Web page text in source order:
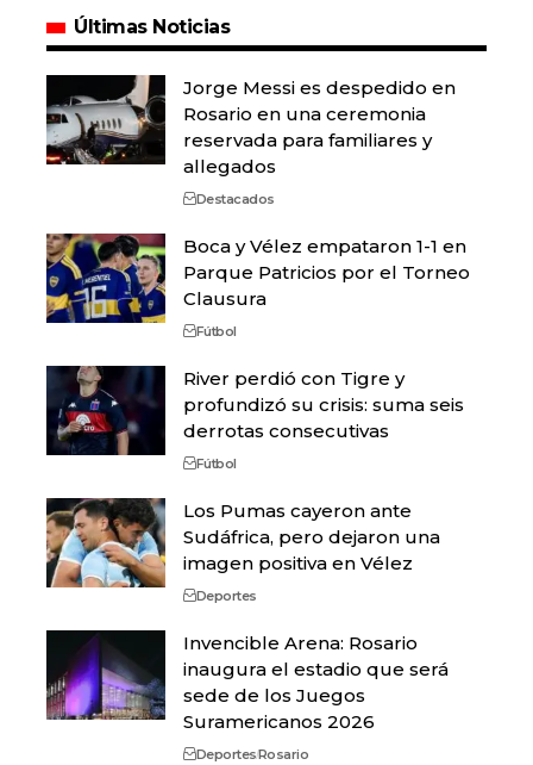
Últimas Noticias
Jorge Messi es despedido en
Rosario en una ceremonia
reservada para familiares y
allegados
Destacados
Boca y Vélez empataron 1-1 en
Parque Patricios por el Torneo
Clausura
Fútbol
River perdió con Tigre y
profundizó su crisis: suma seis
derrotas consecutivas
Fútbol
Los Pumas cayeron ante
Sudáfrica, pero dejaron una
imagen positiva en Vélez
Deportes
Invencible Arena: Rosario
inaugura el estadio que será
sede de los Juegos
Suramericanos 2026
DeportesRosario